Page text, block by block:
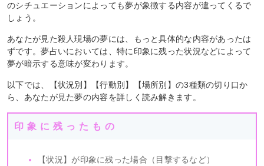
のシチュエーションによっても夢が象徴する内容が違ってくるで
しょう。
あなたが見た殺人現場の夢には、もっと具体的な内容があったは
ずです。夢占いにおいては、特に印象に残った状況などによって
夢が暗示する意味が変わります。
以下では、【状況別】【行動別】【場所別】の3種類の切り口か
ら、あなたが見た夢の内容を詳しく読み解きます。
印象に残ったもの
【状況】が印象に残った場合（目撃するなど）